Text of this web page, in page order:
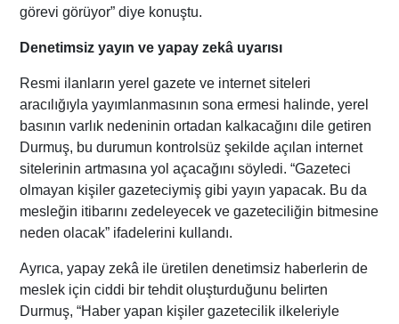
görevi görüyor” diye konuştu.
Denetimsiz yayın ve yapay zekâ uyarısı
Resmi ilanların yerel gazete ve internet siteleri
aracılığıyla yayımlanmasının sona ermesi halinde, yerel
basının varlık nedeninin ortadan kalkacağını dile getiren
Durmuş, bu durumun kontrolsüz şekilde açılan internet
sitelerinin artmasına yol açacağını söyledi. “Gazeteci
olmayan kişiler gazeteciymiş gibi yayın yapacak. Bu da
mesleğin itibarını zedeleyecek ve gazeteciliğin bitmesine
neden olacak” ifadelerini kullandı.
Ayrıca, yapay zekâ ile üretilen denetimsiz haberlerin de
meslek için ciddi bir tehdit oluşturduğunu belirten
Durmuş, “Haber yapan kişiler gazetecilik ilkeleriyle